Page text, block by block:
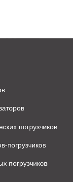
погрузчиков
погрузчиков
погрузчиков